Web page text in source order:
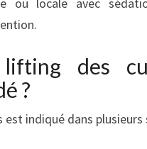
ou locale avec
des
?
est indiqué dans